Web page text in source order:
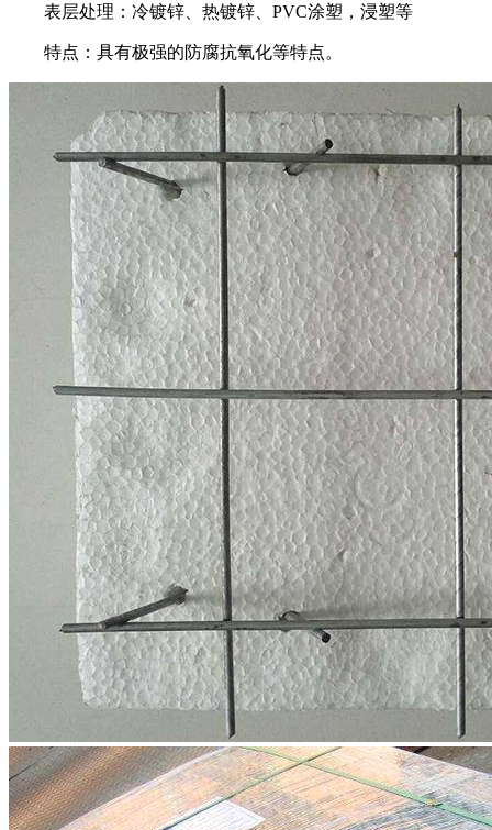
表层处理：冷镀锌、热镀锌、PVC涂塑，浸塑等
特点：具有极强的防腐抗氧化等特点。